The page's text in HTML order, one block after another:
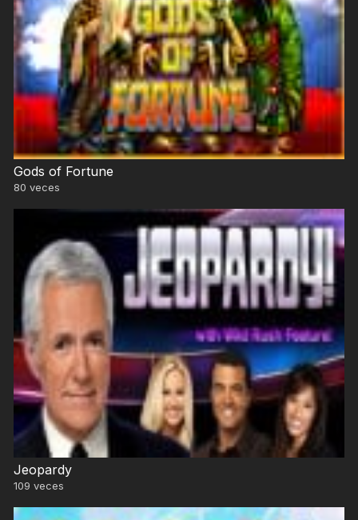
Gods of Fortune
80 veces
Jeopardy
109 veces